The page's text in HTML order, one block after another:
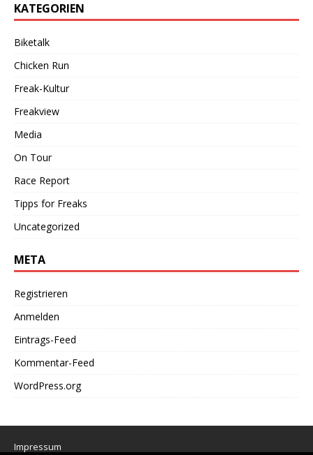
KATEGORIEN
Biketalk
Chicken Run
Freak-Kultur
Freakview
Media
On Tour
Race Report
Tipps for Freaks
Uncategorized
META
Registrieren
Anmelden
Eintrags-Feed
Kommentar-Feed
WordPress.org
Impressum